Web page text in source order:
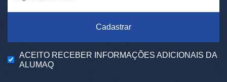
Cadastrar
ACEITO RECEBER INFORMAÇÕES ADICIONAIS DA
ALUMAQ